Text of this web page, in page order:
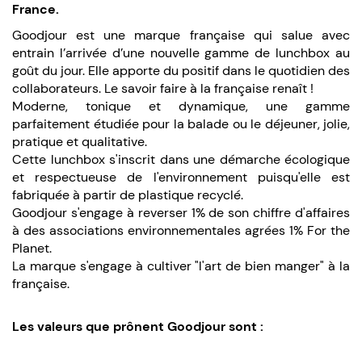
France.
Goodjour est une marque française qui salue avec
entrain l’arrivée d’une nouvelle gamme de lunchbox au
goût du jour. Elle apporte du positif dans le quotidien des
collaborateurs. Le savoir faire à la française renaît !
Moderne, tonique et dynamique, une gamme
parfaitement étudiée pour la balade ou le déjeuner, jolie,
pratique et qualitative.
Cette lunchbox s'inscrit dans une démarche écologique
et respectueuse de l'environnement puisqu'elle est
fabriquée à partir de plastique recyclé.
Goodjour s'engage à reverser 1% de son chiffre d'affaires
à des associations environnementales agrées 1% For the
Planet.
La marque s'engage à cultiver "l'art de bien manger" à la
française.
Les valeurs que prônent Goodjour sont :